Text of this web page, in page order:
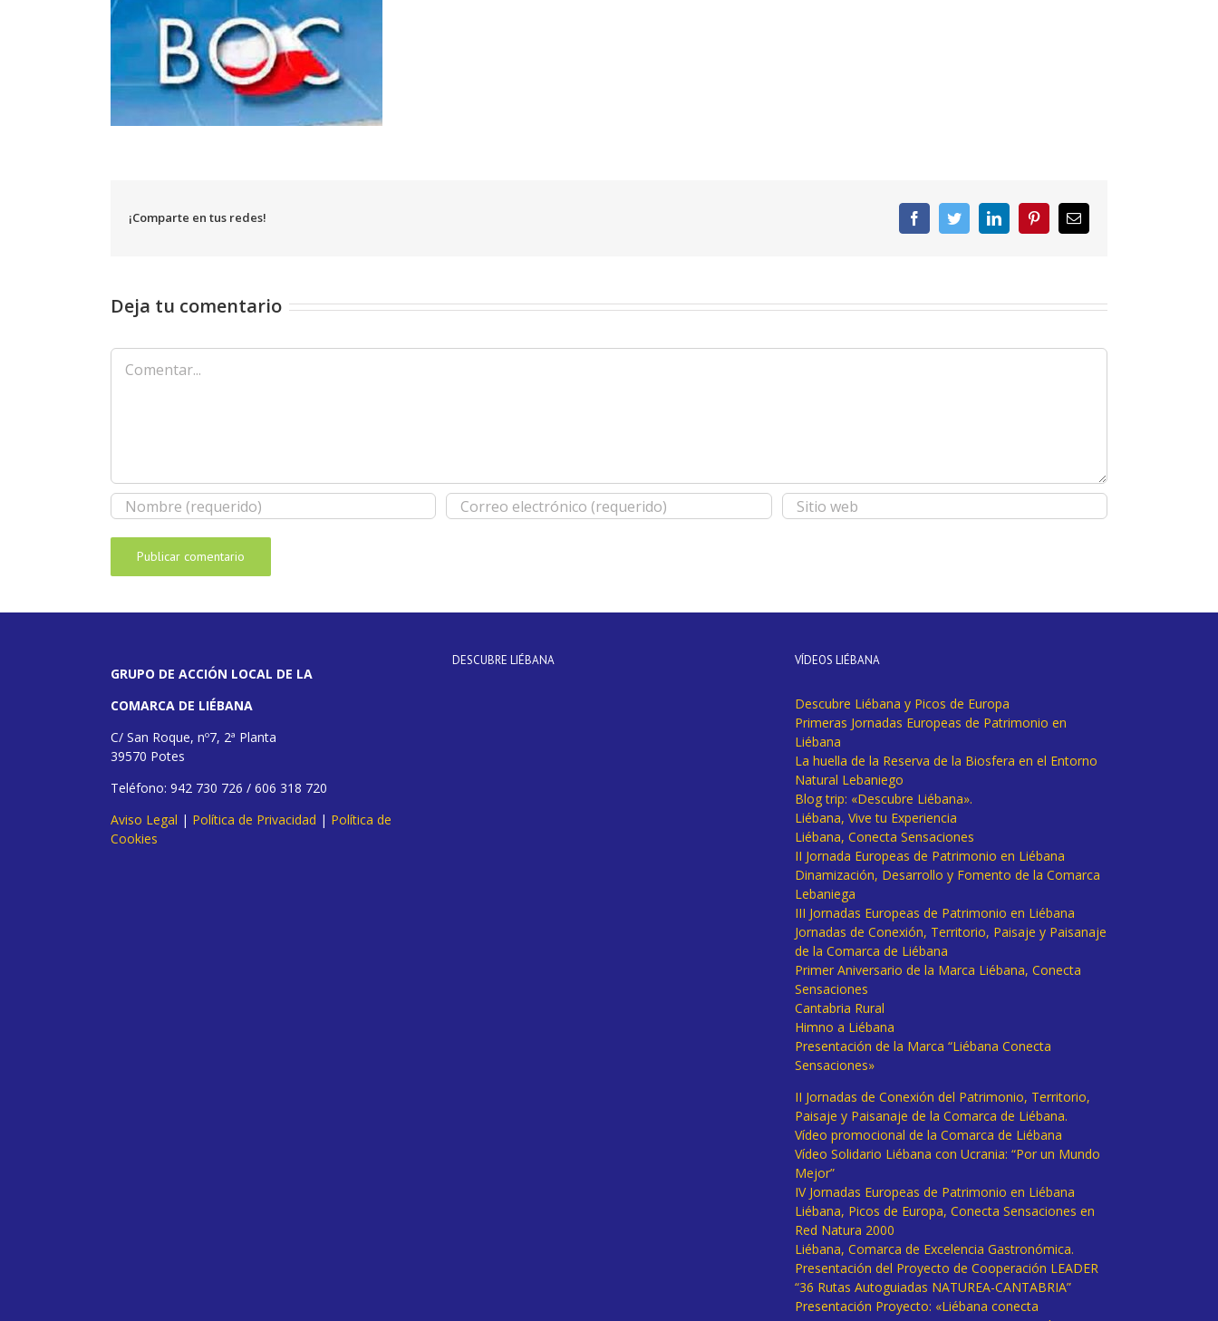
¡Comparte en tus redes! FacebookTwitterLinkedInPinterestCorreo
electrónico
Deja tu comentario
Comentar
GRUPO DE ACCIÓN LOCAL DE LA
COMARCA DE LIÉBANA
C/ San Roque, nº7, 2ª Planta
39570 Potes
Teléfono: 942 730 726 / 606 318 720
Aviso Legal | Política de Privacidad | Política de
Cookies
DESCUBRE LIÉBANA VÍDEOS LIÉBANA
Descubre Liébana y Picos de Europa
Primeras Jornadas Europeas de Patrimonio en
Liébana
La huella de la Reserva de la Biosfera en el Entorno
Natural Lebaniego
Blog trip: «Descubre Liébana».
Liébana, Vive tu Experiencia
Liébana, Conecta Sensaciones
II Jornada Europeas de Patrimonio en Liébana
Dinamización, Desarrollo y Fomento de la Comarca
Lebaniega
III Jornadas Europeas de Patrimonio en Liébana
Jornadas de Conexión, Territorio, Paisaje y Paisanaje
de la Comarca de Liébana
Primer Aniversario de la Marca Liébana, Conecta
Sensaciones
Cantabria Rural
Himno a Liébana
Presentación de la Marca “Liébana Conecta
Sensaciones»
II Jornadas de Conexión del Patrimonio, Territorio,
Paisaje y Paisanaje de la Comarca de Liébana.
Vídeo promocional de la Comarca de Liébana
Vídeo Solidario Liébana con Ucrania: “Por un Mundo
Mejor”
IV Jornadas Europeas de Patrimonio en Liébana
Liébana, Picos de Europa, Conecta Sensaciones en
Red Natura 2000
Liébana, Comarca de Excelencia Gastronómica.
Presentación del Proyecto de Cooperación LEADER
“36 Rutas Autoguiadas NATUREA-CANTABRIA”
Presentación Proyecto: «Liébana conecta